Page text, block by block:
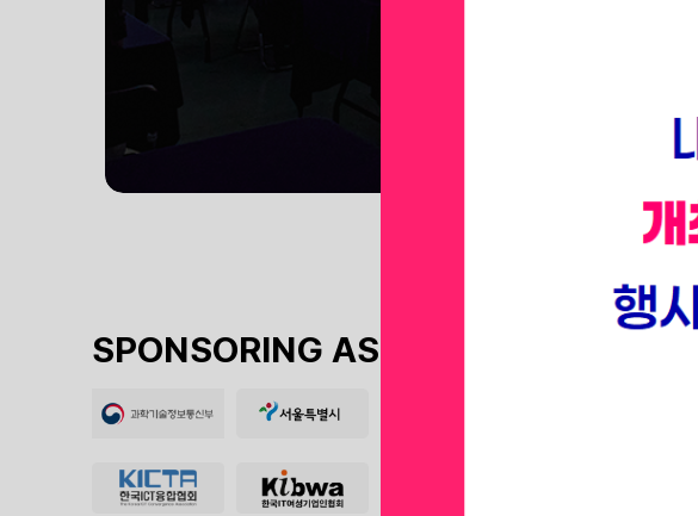
SPONSORING ASSOCIATIONS (2025)